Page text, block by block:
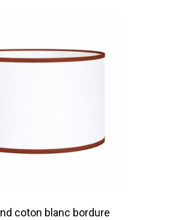
coton blanc bordure